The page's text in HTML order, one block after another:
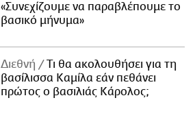
«Συνεχίζουμε να παραβλέπουμε το
βασικό μήνυμα»
Διεθνή
Τι θα ακολουθήσει για τη
βασίλισσα Καμίλα εάν πεθάνει
πρώτος ο βασιλιάς Κάρολος;